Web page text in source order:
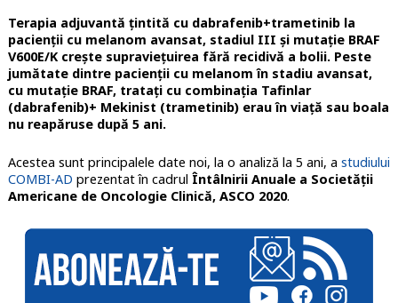
Terapia adjuvantă țintită cu dabrafenib+trametinib la
pacienții cu melanom avansat, stadiul III și mutație BRAF
V600E/K crește supraviețuirea fără recidivă a bolii. Peste
jumătate dintre pacienții cu melanom în stadiu avansat,
cu mutație BRAF, tratați cu combinația Tafinlar
(dabrafenib)+ Mekinist (trametinib) erau în viață sau boala
nu reapăruse după 5 ani.
Acestea sunt principalele date noi, la o analiză la 5 ani, a studiului
COMBI-AD prezentat în cadrul Întâlnirii Anuale a Societății
Americane de Oncologie Clinică, ASCO 2020.